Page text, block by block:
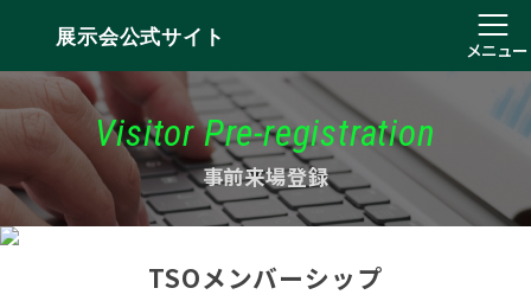
展示会公式サイト
メニュー
Visitor Pre-registration
事前来場登録
TSOメンバーシップ